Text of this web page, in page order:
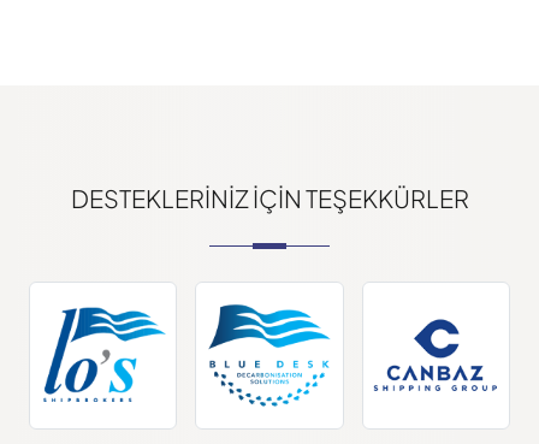
DESTEKLERINIZ IÇIN TEŞEKKÜRLER